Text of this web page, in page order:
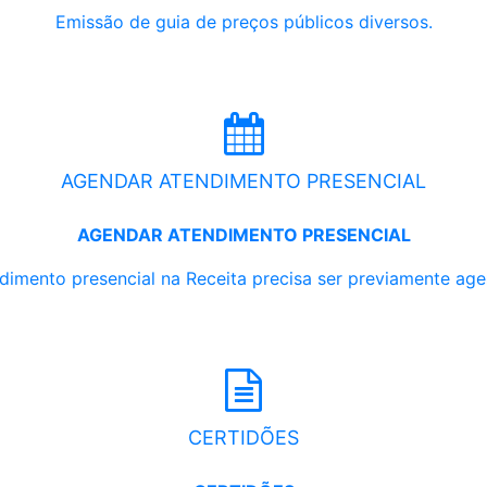
Emissão de guia de preços públicos diversos.
AGENDAR ATENDIMENTO PRESENCIAL
AGENDAR ATENDIMENTO PRESENCIAL
presencial na Receita precisa ser previamente
CERTIDÕES